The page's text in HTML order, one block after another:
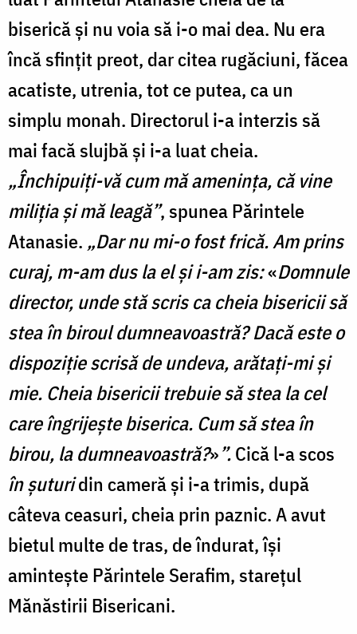
biserică și nu voia să i-o mai dea. Nu era
încă sfințit preot, dar citea rugăciuni, făcea
acatiste, utrenia, tot ce putea, ca un
simplu monah. Directorul i-a interzis să
mai facă slujbă și i-a luat cheia.
„Închipuiți-vă cum mă amenința, că vine
miliția și mă leagă”, spunea Părintele
Atanasie. „Dar nu mi-o fost frică. Am prins
curaj, m-am dus la el și i-am zis:«Domnule
director, unde stă scris ca cheia bisericii să
stea în biroul dumneavoastră? Dacă este o
dispoziție scrisă de undeva, arătați-mi și
mie. Cheia bisericii trebuie să stea la cel
care îngrijește biserica. Cum să stea în
birou, la dumneavoastră?»”.Cică l-a scos
în șuturidin cameră și i-a trimis, după
câteva ceasuri, cheia prin paznic. A avut
bietul multe de tras, de îndurat, își
amintește Părintele Serafim, starețul
Mănăstirii Bisericani.